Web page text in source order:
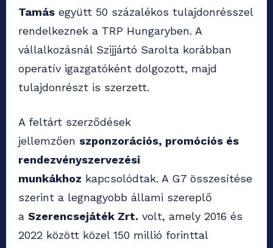
Tamás együtt 50 százalékos tulajdonrésszel
rendelkeznek a TRP Hungaryben. A
vállalkozásnál Szijjártó Sarolta korábban
operatív igazgatóként dolgozott, majd
tulajdonrészt is szerzett.
A feltárt szerződések
jellemzően szponzorációs, promóciós és
rendezvényszervezési
munkákhoz kapcsolódtak. A G7 összesítése
szerint a legnagyobb állami szereplő
a Szerencsejáték Zrt. volt, amely 2016 és
2022 között közel 150 millió forinttal